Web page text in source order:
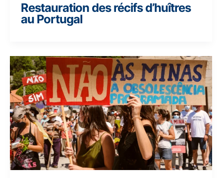
Restauration des récifs d’huîtres
au Portugal